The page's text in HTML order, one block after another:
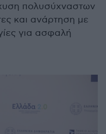
πολυσύχναστων
και ανάρτηση με
για ασφαλή